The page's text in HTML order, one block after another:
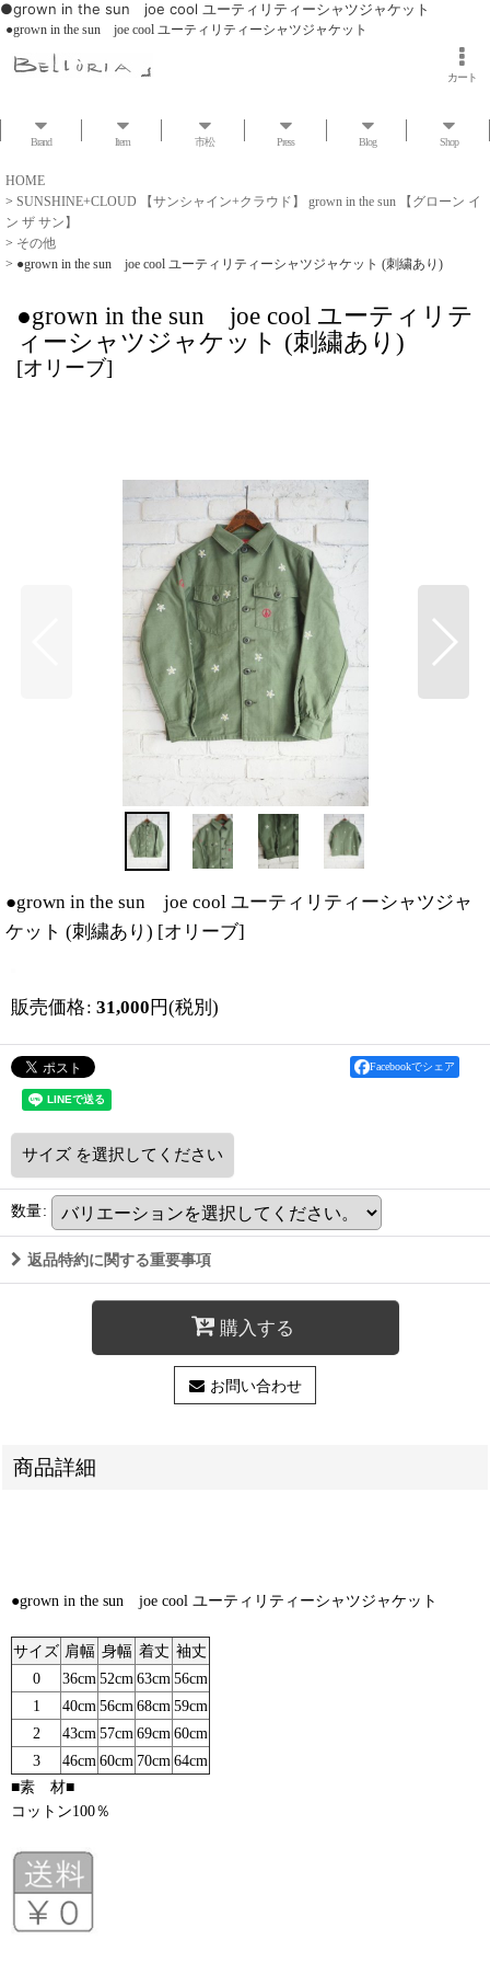
●grown in the sun joe cool ユーティリティーシャツジャケット
●grown in the sun joe cool ユーティリティーシャツジャケット
カート
Brand Item 市松 Press Blog Shop
HOME
> SUNSHINE+CLOUD 【サンシャイン+クラウド】 grown in the sun 【グローン イ
ン ザ サン】
> その他
> ●grown in the sun joe cool ユーティリティーシャツジャケット (刺繍あり)
●grown in the sun joe cool ユーティリテ
ィーシャツジャケット (刺繍あり)
[オリーブ]
●grown in the sun joe cool ユーティリティーシャツジャ
ケット (刺繍あり) [オリーブ]
販売価格: 31,000 円(税別)
Facebookでシェア
サイズ を選択してください
数量:
返品特約に関する重要事項
購入する
お問い合わせ
商品詳細
●grown in the sun joe cool ユーティリティーシャツジャケット
サイズ 肩幅 身幅 着丈 袖丈
0
36cm 52cm 63cm 56cm
1
40cm 56cm 68cm 59cm
2
43cm 57cm 69cm 60cm
3
46cm 60cm 70cm 64cm
■素 材■
コットン100％